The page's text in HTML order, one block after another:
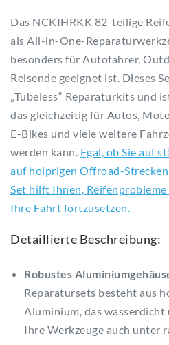
Das NCKIHRKK 82-teilige
als All-in-One-
besonders für Autofahrer,
Reisende geeignet ist. Dieses
„Tubeless“ Reparaturkits und
das gleichzeitig für Autos,
E-Bikes und viele weitere
werden kann. Egal, ob Sie auf
auf holprigen Offroad-
Set hilft Ihnen,
Ihre Fahrt fortzusetzen.
Detaillierte Beschreibung:
Robustes
Reparatursets besteht aus
Aluminium, das
Ihre Werkzeuge auch unter